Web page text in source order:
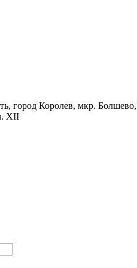
город Королев, мкр. Болшево,
XII